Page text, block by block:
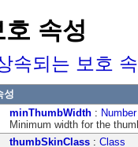
호 속성
속되는 보호
성
minThumbWidth : Number
Minimum width for the
thumbSkinClass : Class